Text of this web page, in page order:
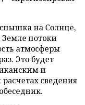
на Солнце,
потоки
атмосферы
Это будет
и
сведения